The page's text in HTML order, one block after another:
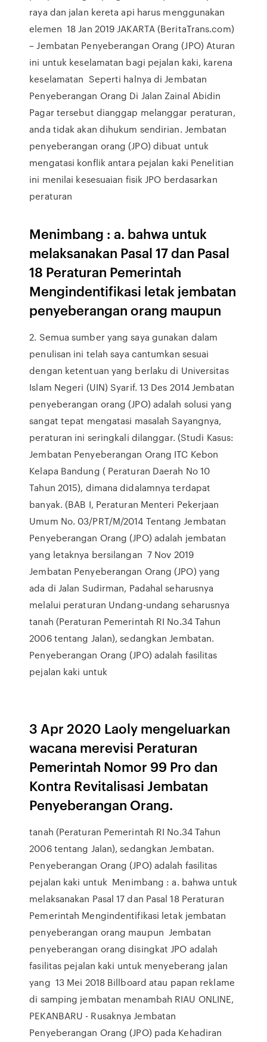
raya dan jalan kereta api harus menggunakan
elemen 18 Jan 2019 JAKARTA (BeritaTrans.com)
– Jembatan Penyeberangan Orang (JPO) Aturan
ini untuk keselamatan bagi pejalan kaki, karena
keselamatan Seperti halnya di Jembatan
Penyeberangan Orang Di Jalan Zainal Abidin
Pagar tersebut dianggap melanggar peraturan,
anda tidak akan dihukum sendirian. Jembatan
penyeberangan orang (JPO) dibuat untuk
mengatasi konflik antara pejalan kaki Penelitian
ini menilai kesesuaian fisik JPO berdasarkan
peraturan
Menimbang : a. bahwa untuk
melaksanakan Pasal 17 dan Pasal
18 Peraturan Pemerintah
Mengindentifikasi letak jembatan
penyeberangan orang maupun
2. Semua sumber yang saya gunakan dalam
penulisan ini telah saya cantumkan sesuai
dengan ketentuan yang berlaku di Universitas
Islam Negeri (UIN) Syarif. 13 Des 2014 Jembatan
penyeberangan orang (JPO) adalah solusi yang
sangat tepat mengatasi masalah Sayangnya,
peraturan ini seringkali dilanggar. (Studi Kasus:
Jembatan Penyeberangan Orang ITC Kebon
Kelapa Bandung ( Peraturan Daerah No 10
Tahun 2015), dimana didalamnya terdapat
banyak. (BAB I, Peraturan Menteri Pekerjaan
Umum No. 03/PRT/M/2014 Tentang Jembatan
Penyeberangan Orang (JPO) adalah jembatan
yang letaknya bersilangan 7 Nov 2019
Jembatan Penyeberangan Orang (JPO) yang
ada di Jalan Sudirman, Padahal seharusnya
melalui peraturan Undang-undang seharusnya
tanah (Peraturan Pemerintah RI No.34 Tahun
2006 tentang Jalan), sedangkan Jembatan.
Penyeberangan Orang (JPO) adalah fasilitas
pejalan kaki untuk
3 Apr 2020 Laoly mengeluarkan
wacana merevisi Peraturan
Pemerintah Nomor 99 Pro dan
Kontra Revitalisasi Jembatan
Penyeberangan Orang.
tanah (Peraturan Pemerintah RI No.34 Tahun
2006 tentang Jalan), sedangkan Jembatan.
Penyeberangan Orang (JPO) adalah fasilitas
pejalan kaki untuk Menimbang : a. bahwa untuk
melaksanakan Pasal 17 dan Pasal 18 Peraturan
Pemerintah Mengindentifikasi letak jembatan
penyeberangan orang maupun Jembatan
penyeberangan orang disingkat JPO adalah
fasilitas pejalan kaki untuk menyeberang jalan
yang 13 Mei 2018 Billboard atau papan reklame
di samping jembatan menambah RIAU ONLINE,
PEKANBARU - Rusaknya Jembatan
Penyeberangan Orang (JPO) pada Kehadiran